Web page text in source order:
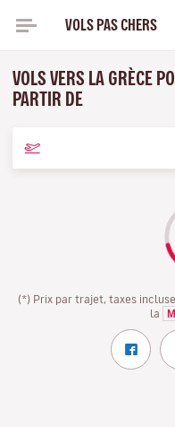
VOLS PAS CHERS
VOLS VERS LA GRÈCE
PARTIR DE
(*) Prix par trajet, taxes
la